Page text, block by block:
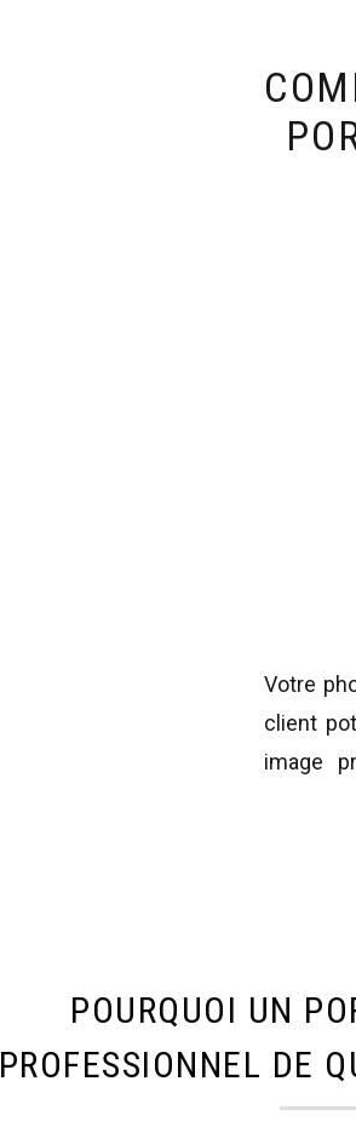
Votre
client
image
article,
POURQUOI UN
PROFESSIONNEL DE